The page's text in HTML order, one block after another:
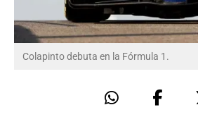
Colapinto debuta en la Fórmula 1.